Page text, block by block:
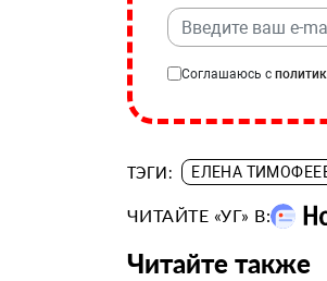
Соглашаюсь с
ТЭГИ: ЕЛЕНА
ЧИТАЙТЕ «УГ» В:
Читайте также